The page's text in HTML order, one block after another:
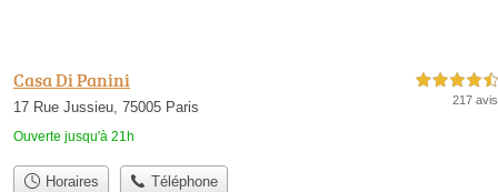
Casa Di Panini
17 Rue Jussieu, 75005 Paris
Ouverte jusqu'à 21h
4,5 étoiles sur 5
217 avis
Horaires Téléphone